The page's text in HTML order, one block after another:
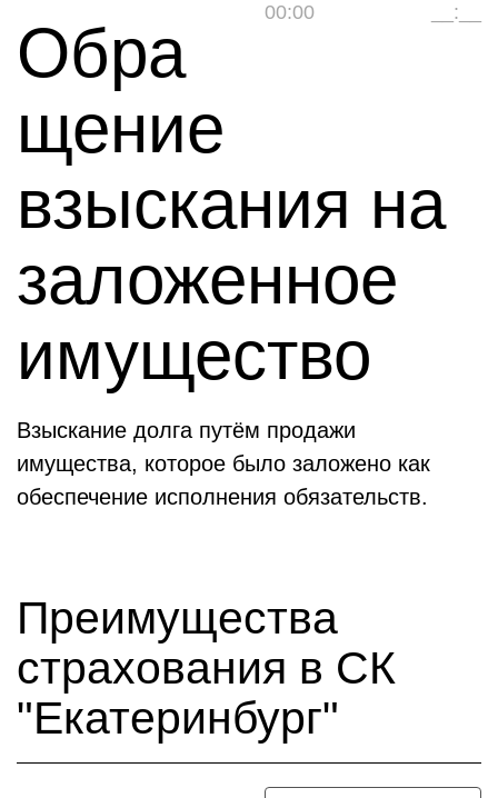
00:00 __:__
Обра
щение
взыскания на
заложенное
имущество
Взыскание долга путём продажи
имущества, которое было заложено как
обеспечение исполнения обязательств.
Преимущества
страхования в СК
"Екатеринбург"